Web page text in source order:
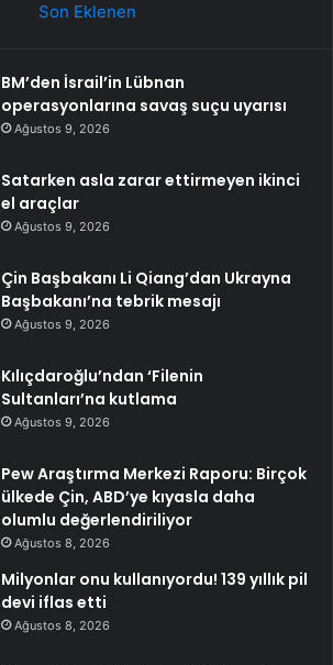
Son Eklenen
BM’den İsrail’in Lübnan
operasyonlarına savaş suçu uyarısı
Ağustos 9, 2026
Satarken asla zarar ettirmeyen ikinci
el araçlar
Ağustos 9, 2026
Çin Başbakanı Li Qiang’dan Ukrayna
Başbakanı’na tebrik mesajı
Ağustos 9, 2026
Kılıçdaroğlu’ndan ‘Filenin
Sultanları’na kutlama
Ağustos 9, 2026
Pew Araştırma Merkezi Raporu: Birçok
ülkede Çin, ABD’ye kıyasla daha
olumlu değerlendiriliyor
Ağustos 8, 2026
Milyonlar onu kullanıyordu! 139 yıllık pil
devi iflas etti
Ağustos 8, 2026